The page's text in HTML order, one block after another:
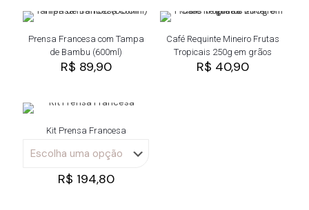
Prensa Francesa com Tampa
de Bambu (600ml)
R$ 89,90
Café Requinte Mineiro Frutas
Tropicais 250g em grãos
R$ 40,90
Kit Prensa Francesa
R$ 194,80